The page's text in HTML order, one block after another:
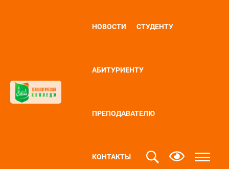
НОВОСТИ СТУДЕНТУ
АБИТУРИЕНТУ
ПРЕПОДАВАТЕЛЮ
КОНТАКТЫ